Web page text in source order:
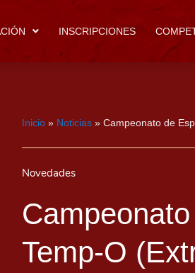
INSCRIPCIONES
Inicio » Noticias » Campeonato de
Novedades
Temp-O